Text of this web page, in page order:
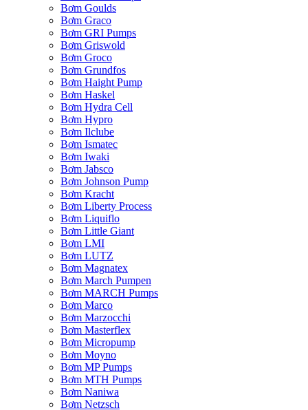
Bơm Goulds
Bơm Graco
Bơm GRI Pumps
Bơm Griswold
Bơm Groco
Bơm Grundfos
Bơm Haight Pump
Bơm Haskel
Bơm Hydra Cell
Bơm Hypro
Bơm Ilclube
Bơm Ismatec
Bơm Iwaki
Bơm Jabsco
Bơm Johnson Pump
Bơm Kracht
Bơm Liberty Process
Bơm Liquiflo
Bơm Little Giant
Bơm LMI
Bơm LUTZ
Bơm Magnatex
Bơm March Pumpen
Bơm MARCH Pumps
Bơm Marco
Bơm Marzocchi
Bơm Masterflex
Bơm Micropump
Bơm Moyno
Bơm MP Pumps
Bơm MTH Pumps
Bơm Naniwa
Bơm Netzsch